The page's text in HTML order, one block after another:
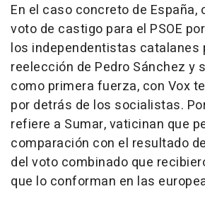
En el caso concreto de España,
voto de castigo para el PSOE
los independentistas catalanes
reelección de Pedro Sánchez y
como primera fuerza, con Vox
por detrás de los socialistas.
refiere a Sumar, vaticinan que
comparación con el resultado
del voto combinado que
que lo conforman en las